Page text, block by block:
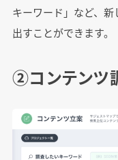
キーワード」など、
出すことができます。
②コンテンツ